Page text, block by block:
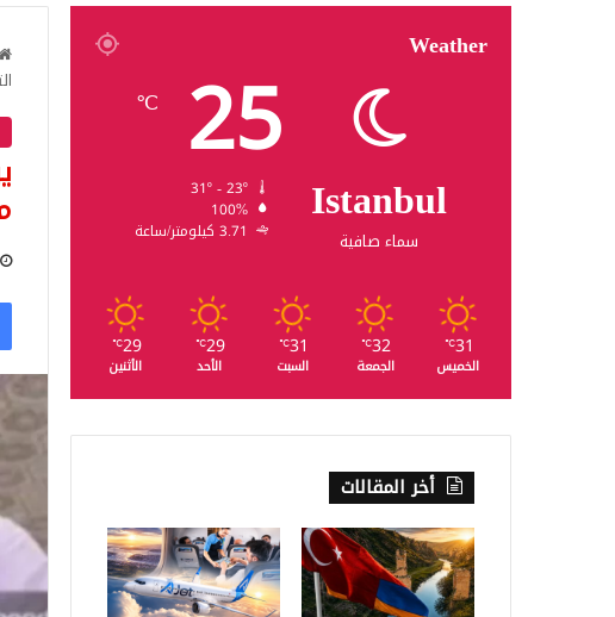
Weather
Istanbul
سماء صافية
25
℃
100%
3.71 كيلومتر/ساعة
31
℃
الخميس
32
℃
الجمعة
31
℃
السبت
29
℃
الأحد
29
℃
الأثنين
أخر المقالات